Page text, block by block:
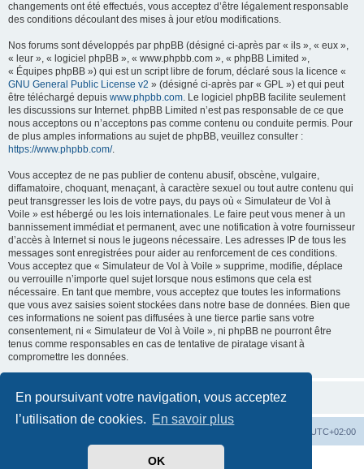
En poursuivant votre navigation, vous acceptez
l’utilisation de cookies. En savoir plus
OK
changements ont été effectués, vous acceptez d’être légalement responsable
des conditions découlant des mises à jour et/ou modifications.
Nos forums sont développés par phpBB (désigné ci-après par « ils », « eux »,
« leur », « logiciel phpBB », « www.phpbb.com », « phpBB Limited »,
« Équipes phpBB ») qui est un script libre de forum, déclaré sous la licence «
GNU General Public License v2 » (désigné ci-après par « GPL ») et qui peut
être téléchargé depuis www.phpbb.com. Le logiciel phpBB facilite seulement
les discussions sur Internet. phpBB Limited n’est pas responsable de ce que
nous acceptons ou n’acceptons pas comme contenu ou conduite permis. Pour
de plus amples informations au sujet de phpBB, veuillez consulter :
https://www.phpbb.com/.
Vous acceptez de ne pas publier de contenu abusif, obscène, vulgaire,
diffamatoire, choquant, menaçant, à caractère sexuel ou tout autre contenu qui
peut transgresser les lois de votre pays, du pays où « Simulateur de Vol à
Voile » est hébergé ou les lois internationales. Le faire peut vous mener à un
bannissement immédiat et permanent, avec une notification à votre fournisseur
d’accès à Internet si nous le jugeons nécessaire. Les adresses IP de tous les
messages sont enregistrées pour aider au renforcement de ces conditions.
Vous acceptez que « Simulateur de Vol à Voile » supprime, modifie, déplace
ou verrouille n’importe quel sujet lorsque nous estimons que cela est
nécessaire. En tant que membre, vous acceptez que toutes les informations
que vous avez saisies soient stockées dans notre base de données. Bien que
ces informations ne soient pas diffusées à une tierce partie sans votre
consentement, ni « Simulateur de Vol à Voile », ni phpBB ne pourront être
tenus comme responsables en cas de tentative de piratage visant à
compromettre les données.
UTC+02:00
phpBB ® Forum Software © phpBB Limited